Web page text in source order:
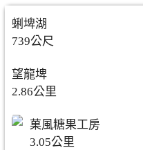
蜊埤湖
739公尺
望龍埤
2.86公里
菓風糖果工房
3.05公里